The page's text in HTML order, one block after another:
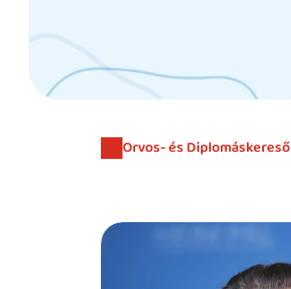
Orvos- és Diplomáskereső